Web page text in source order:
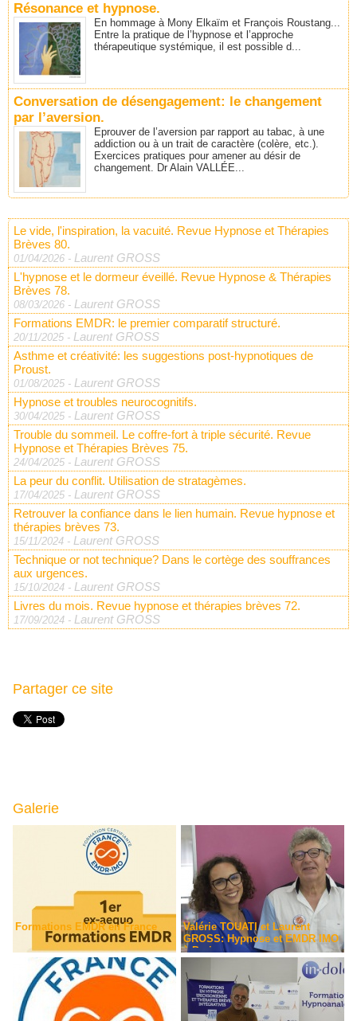
Résonance et hypnose.
En hommage à Mony Elkaïm et François Roustang...
Entre la pratique de l’hypnose et l’approche
thérapeutique systémique, il est possible d...
Conversation de désengagement: le changement
par l’aversion.
Eprouver de l’aversion par rapport au tabac, à une
addiction ou à un trait de caractère (colère, etc.).
Exercices pratiques pour amener au désir de
changement. Dr Alain VALLÉE...
Le vide, l'inspiration, la vacuité. Revue Hypnose et Thérapies
Brèves 80.
01/04/2026 - Laurent GROSS
L'hypnose et le dormeur éveillé. Revue Hypnose & Thérapies
Brèves 78.
08/03/2026 - Laurent GROSS
Formations EMDR: le premier comparatif structuré.
20/11/2025 - Laurent GROSS
Asthme et créativité: les suggestions post-hypnotiques de
Proust.
01/08/2025 - Laurent GROSS
Hypnose et troubles neurocognitifs.
30/04/2025 - Laurent GROSS
Trouble du sommeil. Le coffre-fort à triple sécurité. Revue
Hypnose et Thérapies Brèves 75.
24/04/2025 - Laurent GROSS
La peur du conflit. Utilisation de stratagèmes.
17/04/2025 - Laurent GROSS
Retrouver la confiance dans le lien humain. Revue hypnose et
thérapies brèves 73.
15/11/2024 - Laurent GROSS
Technique or not technique? Dans le cortège des souffrances
aux urgences.
15/10/2024 - Laurent GROSS
Livres du mois. Revue hypnose et thérapies brèves 72.
17/09/2024 - Laurent GROSS
Partager ce site
Galerie
Formations EMDR en France
Valérie TOUATI et Laurent
GROSS: Hypnose et EMDR IMO
à Paris